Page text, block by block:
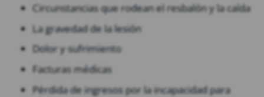
Circunstancias que rodean el resbalón y la caída
La gravedad de la lesión
Dolor y sufrimiento
Facturas médicas
Pérdida de ingresos por la incapacidad para